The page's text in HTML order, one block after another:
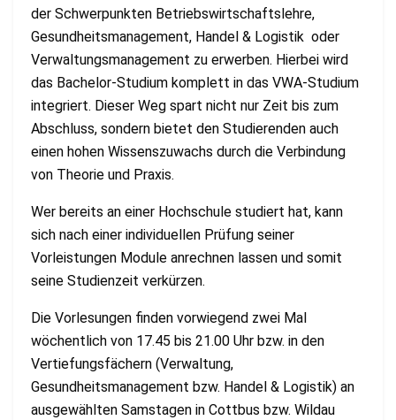
der Schwerpunkten Betriebswirtschaftslehre,
Gesundheitsmanagement, Handel & Logistik oder
Verwaltungsmanagement zu erwerben. Hierbei wird
das Bachelor-Studium komplett in das VWA-Studium
integriert. Dieser Weg spart nicht nur Zeit bis zum
Abschluss, sondern bietet den Studierenden auch
einen hohen Wissenszuwachs durch die Verbindung
von Theorie und Praxis.
Wer bereits an einer Hochschule studiert hat, kann
sich nach einer individuellen Prüfung seiner
Vorleistungen Module anrechnen lassen und somit
seine Studienzeit verkürzen.
Die Vorlesungen finden vorwiegend zwei Mal
wöchentlich von 17.45 bis 21.00 Uhr bzw. in den
Vertiefungsfächern (Verwaltung,
Gesundheitsmanagement bzw. Handel & Logistik) an
ausgewählten Samstagen in Cottbus bzw. Wildau